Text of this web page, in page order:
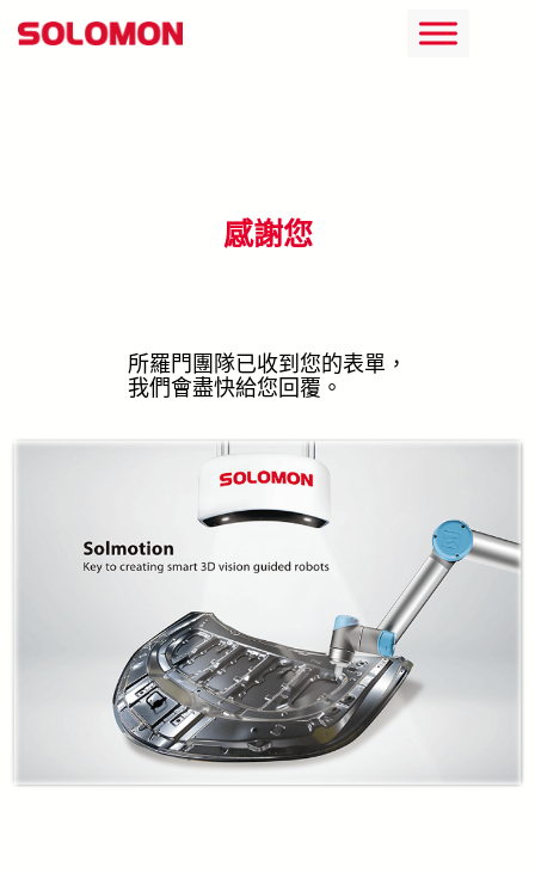
跳
感謝您
所羅門團隊已收到您的表單，
我們會盡快給您回覆。